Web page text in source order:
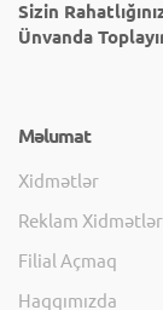
Sizin
Ünvanda
Məlumat
Xidmətlər
Reklam
Filial Açmaq
Haqqımızda